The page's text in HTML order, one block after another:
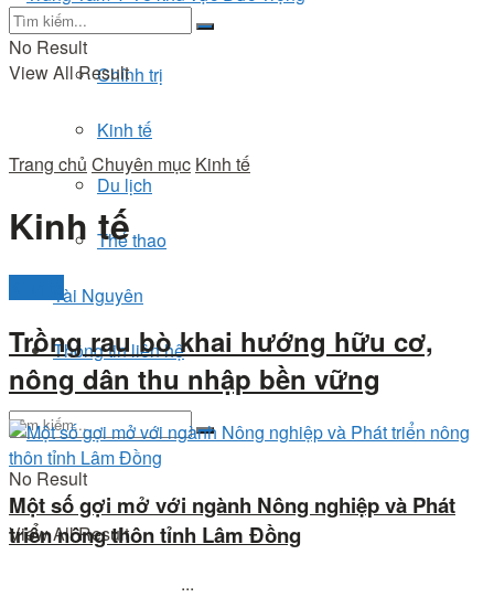
Chính trị
Kinh tế
Du lịch
Thể thao
Tài Nguyên
Thông tin liên hệ
No Result
View All Result
No Result
View All Result
Trang chủ Chuyên mục Kinh tế
Kinh tế
Trồng rau bò khai hướng hữu cơ,
nông dân thu nhập bền vững
Một số gợi mở với ngành Nông nghiệp và Phát
triển nông thôn tỉnh Lâm Đồng
...